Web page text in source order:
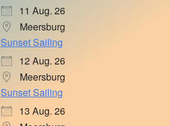
11 Aug. 26
Meersburg
Sunset Sailing
12 Aug. 26
Meersburg
Sunset Sailing
13 Aug. 26